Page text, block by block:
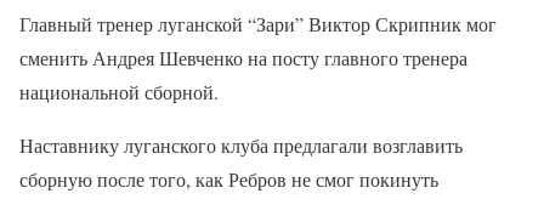
Главный тренер луганской “Зари” Виктор Скрипник мог
сменить Андрея Шевченко на посту главного тренера
национальной сборной.
Наставнику луганского клуба предлагали возглавить
сборную после того, как Ребров не смог покинуть